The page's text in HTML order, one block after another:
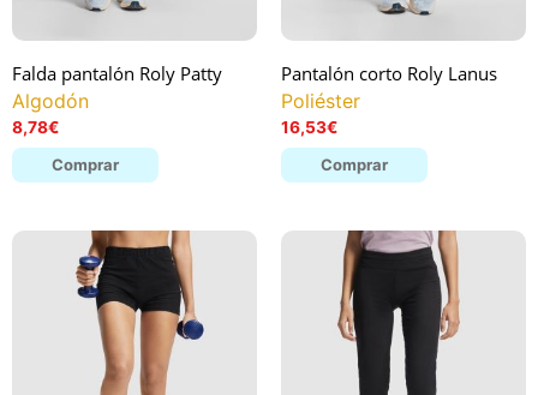
Falda pantalón Roly Patty
Algodón
8,78€
Comprar
Pantalón corto Roly Lanus
Poliéster
16,53€
Comprar